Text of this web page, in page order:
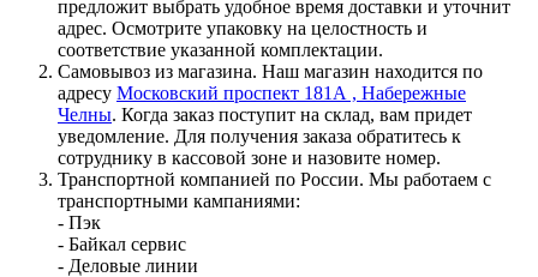
предложит выбрать удобное время доставки и уточнит
адрес. Осмотрите упаковку на целостность и
соответствие указанной комплектации.
Самовывоз из магазина. Наш магазин находится по
адресу Московский проспект 181А , Набережные
Челны. Когда заказ поступит на склад, вам придет
уведомление. Для получения заказа обратитесь к
сотруднику в кассовой зоне и назовите номер.
Транспортной компанией по России. Мы работаем с
транспортными кампаниями:
- Пэк
- Байкал сервис
- Деловые линии